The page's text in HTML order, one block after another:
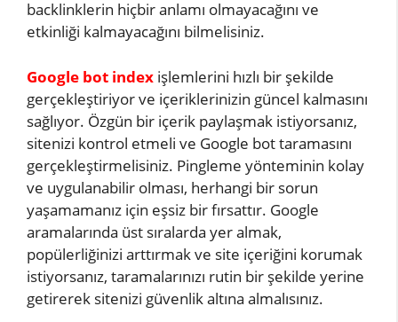
backlinklerin hiçbir anlamı olmayacağını ve
etkinliği kalmayacağını bilmelisiniz.
Google bot index işlemlerini hızlı bir şekilde
gerçekleştiriyor ve içeriklerinizin güncel kalmasını
sağlıyor. Özgün bir içerik paylaşmak istiyorsanız,
sitenizi kontrol etmeli ve Google bot taramasını
gerçekleştirmelisiniz. Pingleme yönteminin kolay
ve uygulanabilir olması, herhangi bir sorun
yaşamamanız için eşsiz bir fırsattır. Google
aramalarında üst sıralarda yer almak,
popülerliğinizi arttırmak ve site içeriğini korumak
istiyorsanız, taramalarınızı rutin bir şekilde yerine
getirerek sitenizi güvenlik altına almalısınız.